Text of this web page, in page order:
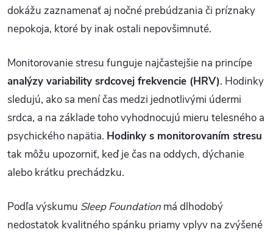
dokážu zaznamenať aj nočné prebúdzania či príznaky
nepokoja, ktoré by inak ostali nepovšimnuté.
Monitorovanie stresu funguje najčastejšie na princípe
analýzy variability srdcovej frekvencie (HRV). Hodinky
sledujú, ako sa mení čas medzi jednotlivými údermi
srdca, a na základe toho vyhodnocujú mieru telesného a
psychického napätia. Hodinky s monitorovaním stresu
tak môžu upozorniť, keď je čas na oddych, dýchanie
alebo krátku prechádzku.
Podľa výskumu Sleep Foundation má dlhodobý
nedostatok kvalitného spánku priamy vplyv na zvýšené